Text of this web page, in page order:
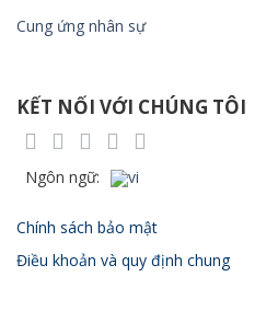
Cung ứng nhân sự
KẾT NỐI VỚI CHÚNG TÔI
Chính sách bảo mật
Điều khoản và quy định chung